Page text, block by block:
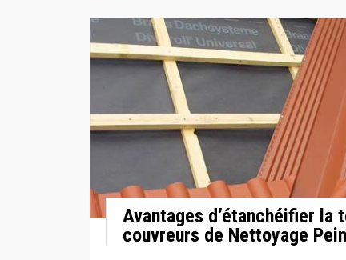
Avantages d’étanchéifier la
couvreurs de Nettoyage